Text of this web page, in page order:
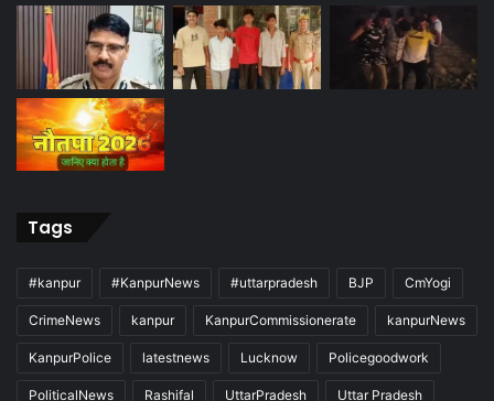
Tags
#kanpur #KanpurNews #uttarpradesh BJP CmYogi
CrimeNews kanpur KanpurCommissionerate kanpurNews
KanpurPolice latestnews Lucknow Policegoodwork
PoliticalNews Rashifal UttarPradesh Uttar Pradesh